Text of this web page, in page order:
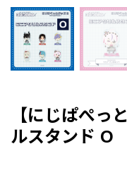
【にじぱぺっ
ルスタンド O